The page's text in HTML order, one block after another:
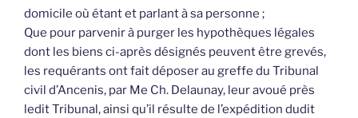
domicile où étant et parlant à sa personne ;
Que pour parvenir à purger les hypothèques légales
dont les biens ci-après désignés peuvent être grevés,
les requérants ont fait déposer au greffe du Tribunal
civil d’Ancenis, par Me Ch. Delaunay, leur avoué près
ledit Tribunal, ainsi qu’il résulte de l’expédition dudit